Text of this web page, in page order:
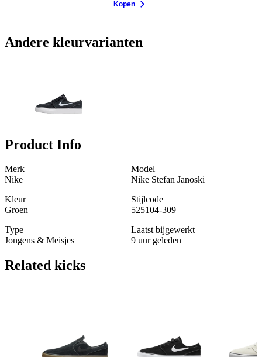
Kopen
Andere kleurvarianten
Product Info
Merk
Nike
Model
Nike Stefan Janoski
Kleur
Groen
Stijlcode
525104-309
Type
Jongens & Meisjes
Laatst bijgewerkt
9 uur geleden
Related kicks